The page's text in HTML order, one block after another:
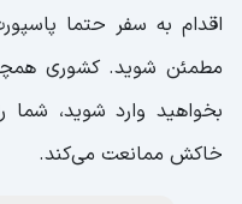
اقدام به سفر حتما
بخواهید وارد شوید، شما
خاکش ممانعت می‌کند.